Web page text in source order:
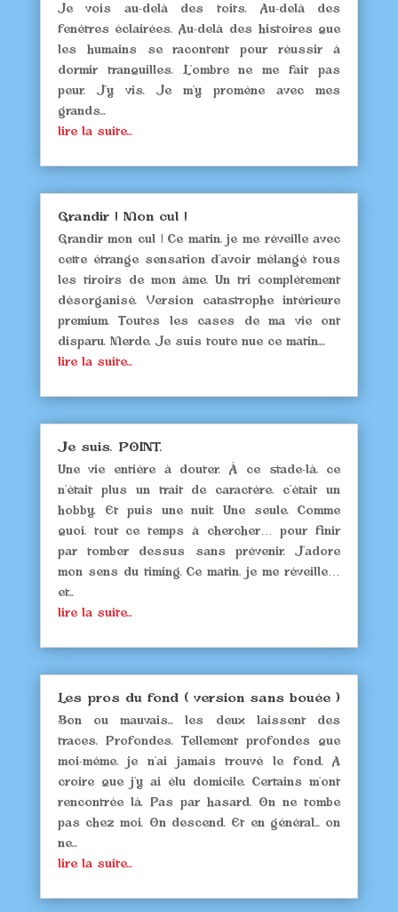
Je vois au-delà des toits. Au-delà des
fenêtres éclairées. Au-delà des histoires que
les humains se racontent pour réussir à
dormir tranquilles. L’ombre ne me fait pas
peur. J’y vis. Je m’y promène avec mes
grands...
lire la suite...
Grandir ! Mon cul !
Grandir mon cul ! Ce matin, je me réveille avec
cette étrange sensation d’avoir mélangé tous
les tiroirs de mon âme. Un tri complètement
désorganisé. Version catastrophe intérieure
premium. Toutes les cases de ma vie ont
disparu. Merde. Je suis toute nue ce matin....
lire la suite...
Je suis. POINT.
Une vie entière à douter. À ce stade-là, ce
n’était plus un trait de caractère, c’était un
hobby. Et puis une nuit. Une seule. Comme
quoi, tout ce temps à chercher… pour finir
par tomber dessus sans prévenir. J’adore
mon sens du timing. Ce matin, je me réveille…
et...
lire la suite...
Les pros du fond ( version sans bouée )
Bon ou mauvais... les deux laissent des
traces. Profondes. Tellement profondes que
moi-même, je n'ai jamais trouvé le fond. A
croire que j'y ai élu domicile. Certains m'ont
rencontrée là. Pas par hasard. On ne tombe
pas chez moi. On descend. Et en général... on
ne...
lire la suite...